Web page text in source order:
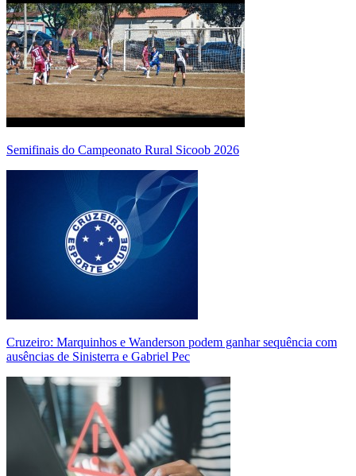
Semifinais do Campeonato Rural Sicoob 2026
Cruzeiro: Marquinhos e Wanderson podem ganhar sequência com
ausências de Sinisterra e Gabriel Pec